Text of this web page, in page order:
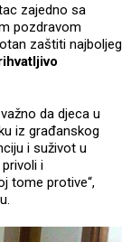
zajedno sa
pozdravom
zaštiti najboljeg
da djeca u
iz građanskog
i suživot u
i
tome protive“,